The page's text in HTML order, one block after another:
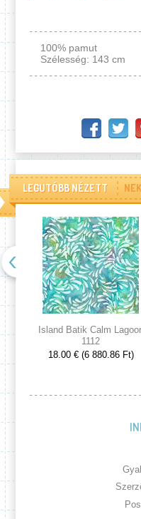
100% pamut
Szélesség: 143 cm
LEGUTÓBB NÉZETT
Island Batik Calm
1112
18.00 € (6 880.86 Ft)